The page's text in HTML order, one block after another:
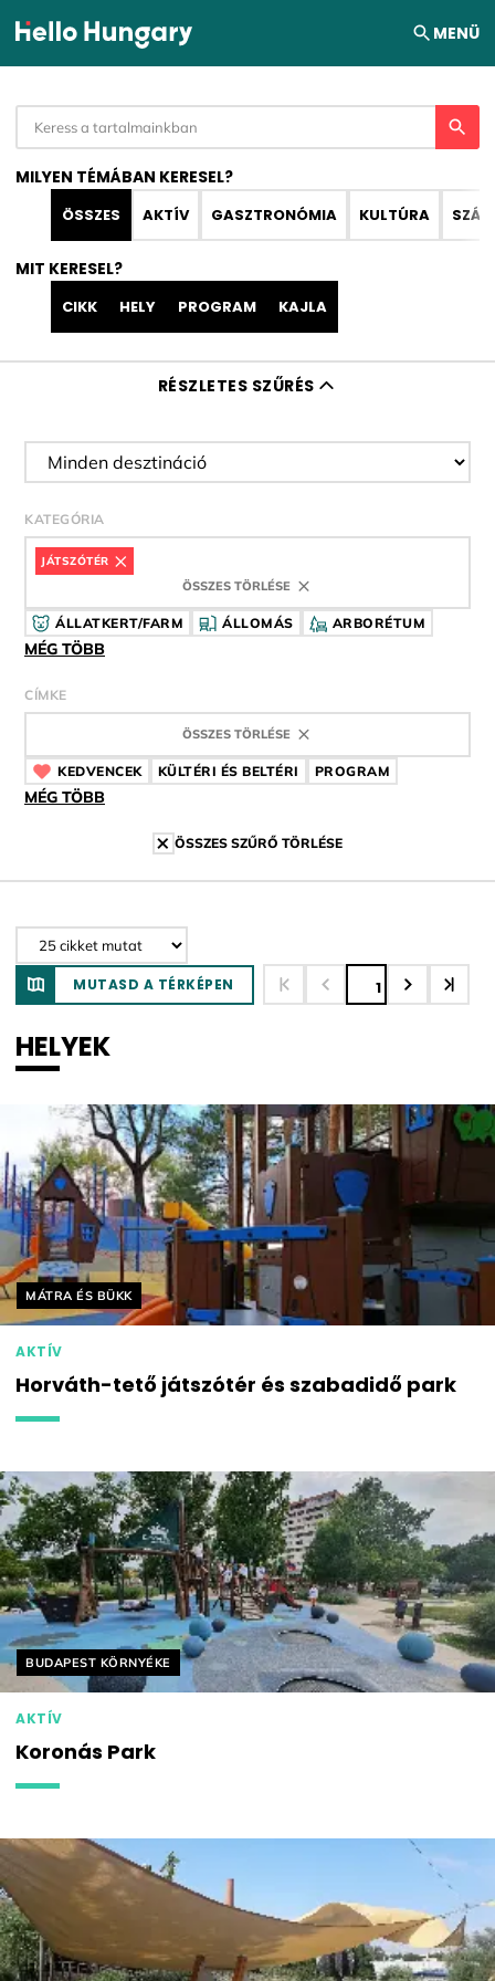
Ugrás a tartalomhoz MENÜ
MILYEN TÉMÁBAN KERESEL?
ÖSSZES AKTÍV GASZTRONÓMIA KULTÚRA
MIT KERESEL?
CIKK HELY PROGRAM KAJLA
RÉSZLETES SZŰRÉS
Desztináció szűrése
KATEGÓRIA
JÁTSZÓTÉR
ÖSSZES TÖRLÉSE
ÁLLATKERT/FARM ÁLLOMÁS ARBORÉTUM
MÉG TÖBB
CÍMKE
ÖSSZES TÖRLÉSE
KEDVENCEKCÍMKE
KÜLTÉRI ÉS BELTÉRI CÍMKE
PROGRAM
MÉG TÖBB
ÖSSZES SZŰRŐ TÖRLÉSE
MUTASD A TÉRKÉPEN 1
HELYEK
Helyszín címkék:
MÁTRA ÉS BÜKK
AKTÍV
Horváth-tető játszótér és szabadidő park
Helyszín címkék:
BUDAPEST KÖRNYÉKE
AKTÍV
Koronás Park